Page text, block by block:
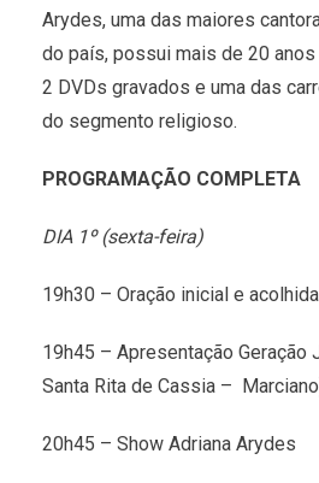
Arydes, uma das maiores
do país, possui mais de 20
2 DVDs gravados e uma das
do segmento religioso.
PROGRAMAÇÃO COMPLETA
DIA 1º (sexta-feira)
19h30 – Oração inicial e
19h45 – Apresentação Geração
Santa Rita de Cassia –
20h45 – Show Adriana Arydes